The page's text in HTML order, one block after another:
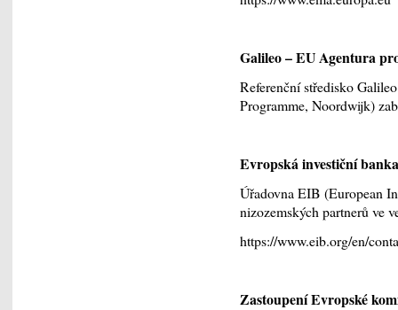
Galileo – EU Agentura
Referenční středisko
Programme, Noordwijk)
Evropská investiční
Úřadovna EIB (European
nizozemských partnerů ve
https://www.eib.org/en/
Zastoupení Evropské